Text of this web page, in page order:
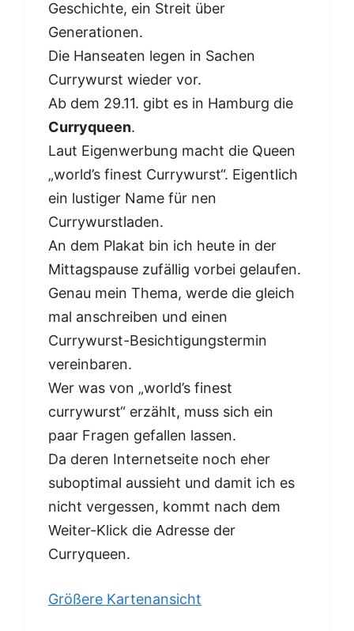
Geschichte, ein Streit über
Generationen.
Die Hanseaten legen in Sachen
Currywurst wieder vor.
Ab dem 29.11. gibt es in Hamburg die
Curryqueen.
Laut Eigenwerbung macht die Queen
„world’s finest Currywurst“. Eigentlich
ein lustiger Name für nen
Currywurstladen.
An dem Plakat bin ich heute in der
Mittagspause zufällig vorbei gelaufen.
Genau mein Thema, werde die gleich
mal anschreiben und einen
Currywurst-Besichtigungstermin
vereinbaren.
Wer was von „world’s finest
currywurst“ erzählt, muss sich ein
paar Fragen gefallen lassen.
Da deren Internetseite noch eher
suboptimal aussieht und damit ich es
nicht vergessen, kommt nach dem
Weiter-Klick die Adresse der
Curryqueen.
Größere Kartenansicht